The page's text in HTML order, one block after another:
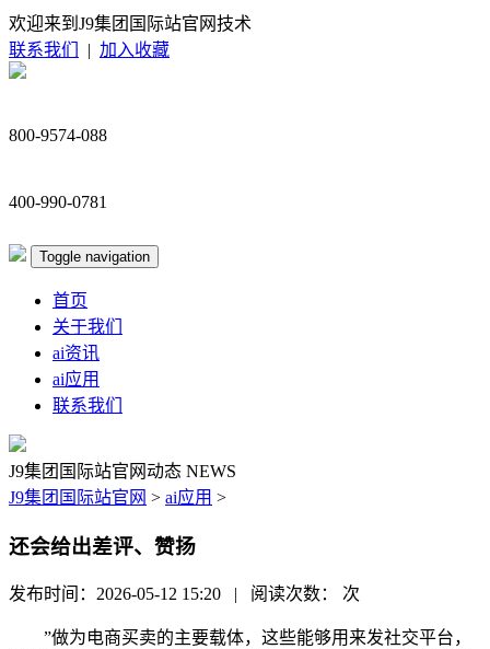
欢迎来到J9集团国际站官网技术
联系我们
| 加入收藏
800-9574-088
400-990-0781
Toggle navigation
首页
关于我们
ai资讯
ai应用
联系我们
J9集团国际站官网动态 NEWS
J9集团国际站官网 > ai应用 >
还会给出差评、赞扬
发布时间：2026-05-12 15:20 | 阅读次数： 次
”做为电商买卖的主要载体，这些能够用来发社交平台，